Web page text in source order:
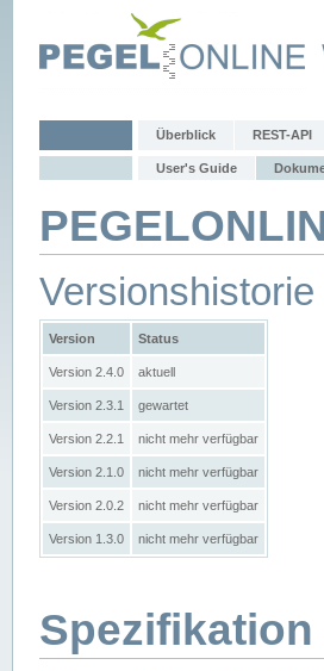
Überblick REST-API
User's Guide
Versionshistorie
Version Status
Version 2.4.0 aktuell
Version 2.3.1 gewartet
Version 2.2.1 nicht mehr verfügbar
Version 2.1.0 nicht mehr verfügbar
Version 2.0.2 nicht mehr verfügbar
Version 1.3.0 nicht mehr verfügbar
Spezifikation